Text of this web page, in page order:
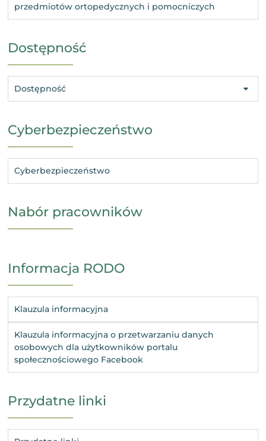
przedmiotów ortopedycznych i pomocniczych
Dostępność
Dostępność
Cyberbezpieczeństwo
Cyberbezpieczeństwo
Nabór pracowników
Informacja RODO
Klauzula informacyjna
Klauzula informacyjna o przetwarzaniu danych
osobowych dla użytkowników portalu
społecznościowego Facebook
Przydatne linki